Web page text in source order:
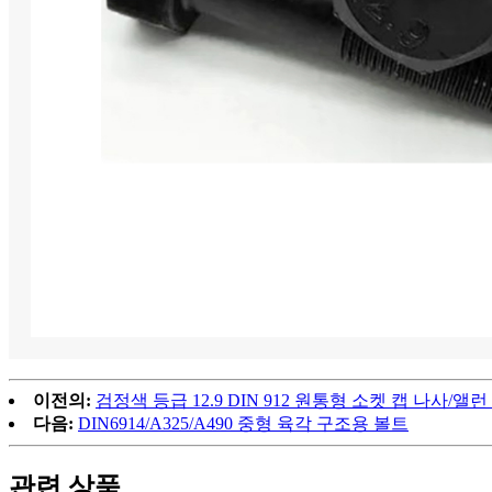
이전의: 검정색 등급 12.9 DIN 912 원통형 소켓 캡 나사/앨런
다음: DIN6914/A325/A490 중형 육각 구조용 볼트
관련 상품